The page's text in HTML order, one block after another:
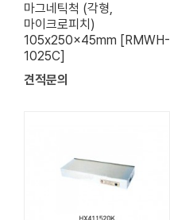
마그네틱척 (각형,
마이크로피치)
105x250x45mm [RMWH-
1025C]
견적문의